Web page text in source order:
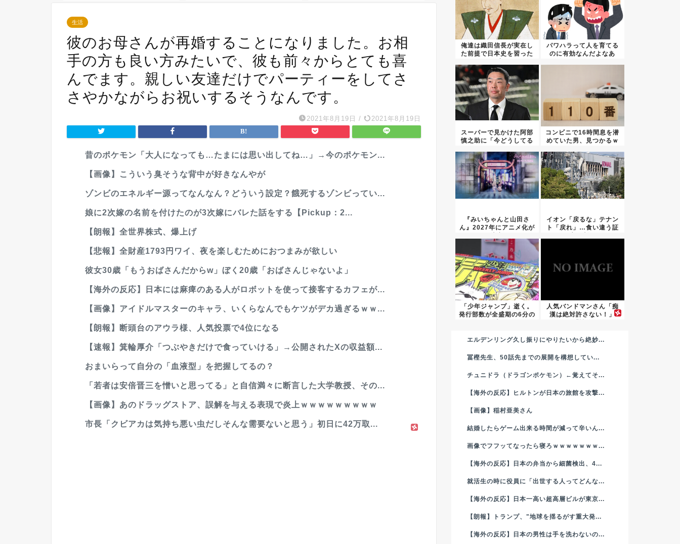
生活
彼のお母さんが再婚することになりました。お相
手の方も良い方みたいで、彼も前々からとても喜
んでます。親しい友達だけでパーティーをしてさ
さやかながらお祝いするそうなんです。
2021年8月19日 / 2021年8月19日
昔のポケモン「大人になっても…たまには思い出してね…」→今のポケモン...
【画像】こういう臭そうな背中が好きなんやが
ゾンビのエネルギー源ってなんなん？どういう設定？餓死するゾンビってい...
娘に2次嫁の名前を付けたのが3次嫁にバレた話をする【Pickup：2...
【朗報】全世界株式、爆上げ
【悲報】全財産1793円ワイ、夜を楽しむためにおつまみが欲しい
彼女30歳「もうおばさんだからw」ぼく20歳「おばさんじゃないよ」
【海外の反応】日本には麻痺のある人がロボットを使って接客するカフェが...
【画像】アイドルマスターのキャラ、いくらなんでもケツがデカ過ぎるｗｗ...
【朗報】断頭台のアウラ様、人気投票で4位になる
【速報】箕輪厚介「つぶやきだけで食っていける」→公開されたXの収益額...
おまいらって自分の「血液型」を把握してるの？
「若者は安倍晋三を憎いと思ってる」と自信満々に断言した大学教授、その...
【画像】あのドラッグストア、誤解を与える表現で炎上ｗｗｗｗｗｗｗｗｗ
市長「クビアカは気持ち悪い虫だしそんな需要ないと思う」初日に42万取...
俺達は織田信長が実在し
た前提で日本史を習った
パワハラって人を育てる
のに有効なんだよなあ
スーパーで見かけた阿部
慎之助に「今どうしてる
コンビニで16時間息を潜
めていた男、見つかるｗ
『みいちゃんと山田さ
ん』2027年にアニメ化が
イオン「戻るな」テナン
ト「戻れ」…食い違う証
「少年ジャンプ」逝く。
発行部数が全盛期の6分の
人気バンドマンさん「痴
漢は絶対許さない！」
エルデンリング久し振りにやりたいから絶妙...
冨樫先生、50話先までの展開を構想してい...
チュニドラ（ドラゴンポケモン）←覚えてそ...
【海外の反応】ヒルトンが日本の旅館を攻撃...
【画像】稲村亜美さん
結婚したらゲーム出来る時間が減って辛いん...
画像でフフッてなったら寝ろｗｗｗｗｗｗｗ...
【海外の反応】日本の弁当から細菌検出、4...
就活生の時に役員に「出世する人ってどんな...
【海外の反応】日本一高い超高層ビルが東京...
【朗報】トランプ、"地球を揺るがす重大発...
【海外の反応】日本の男性は手を洗わないの...